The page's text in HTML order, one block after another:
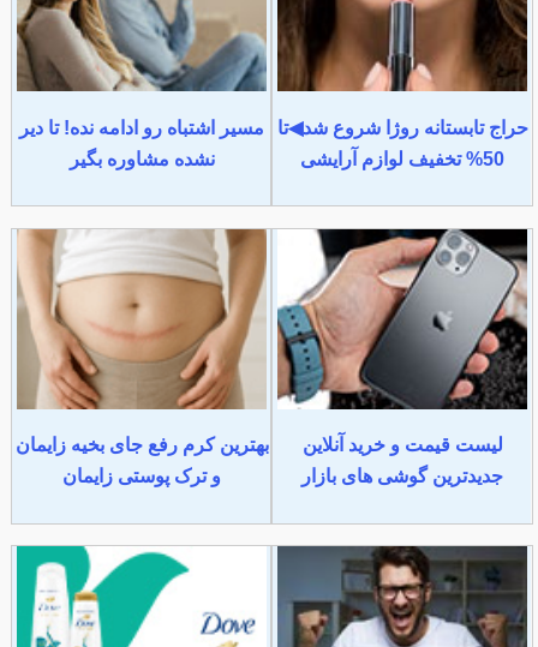
حراج تابستانه روژا شروع شد◀تا
50% تخفیف لوازم آرایشی
مسیر اشتباه رو ادامه نده! تا دیر
نشده مشاوره بگیر
لیست قیمت و خرید آنلاین
جدیدترین گوشی های بازار
بهترین کرم رفع جای بخیه زایمان
و ترک پوستی زایمان